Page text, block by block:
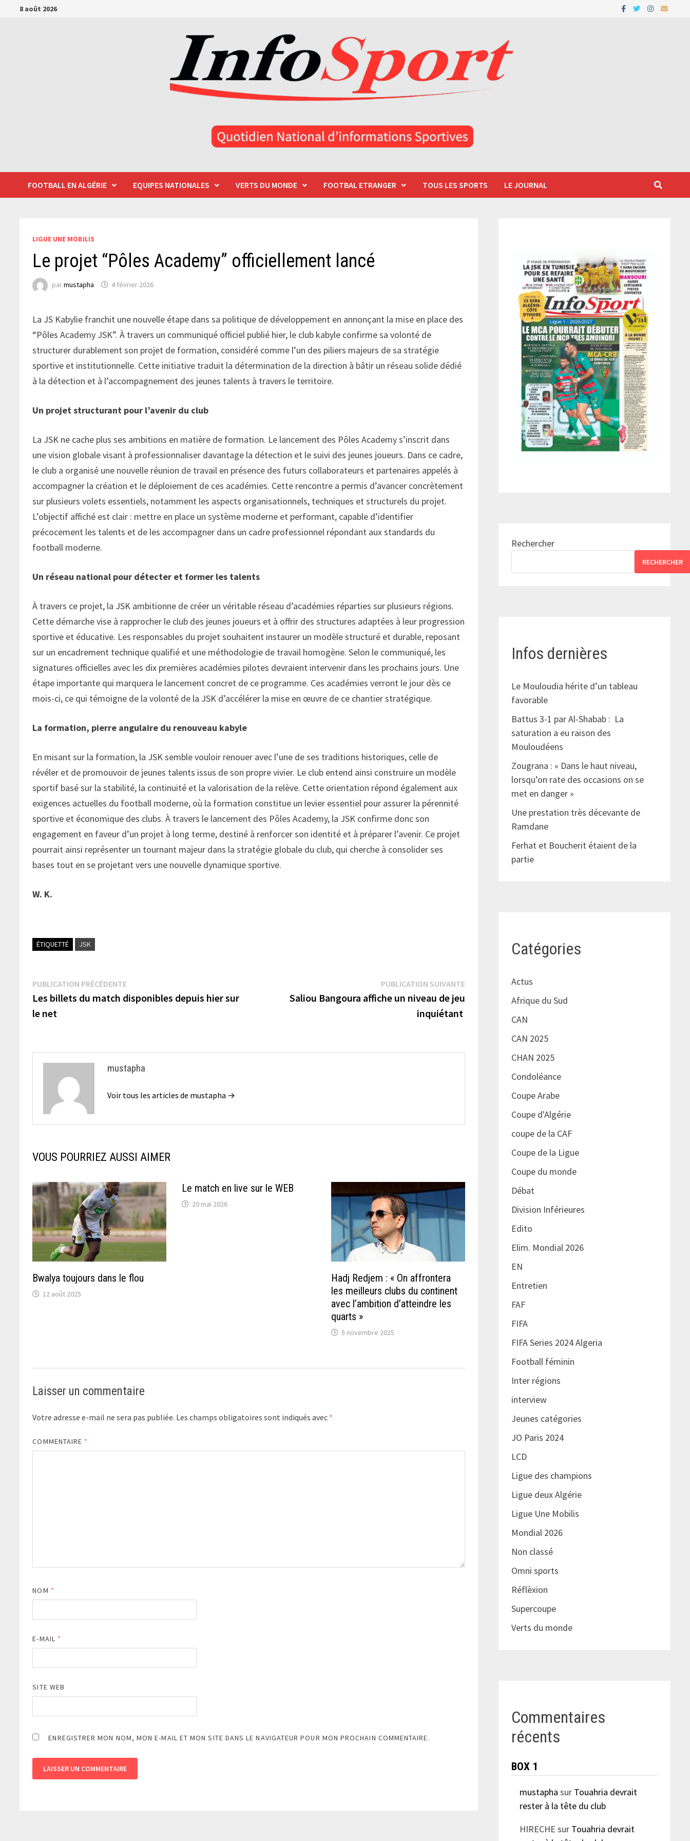
Passer8 août 2026
FOOTBALL EN ALGÉRIE EQUIPES NATIONALES VERTS DU MONDE FOOTBAL ETRANGER TOUS LES SPORTS LE JOURNAL
LIGUE UNE MOBILIS
Le projet “Pôles Academy” officiellement lancé
parmustapha 4 février 2026
La JS Kabylie franchit une nouvelle étape dans sa politique de développement en annonçant la mise en place des
“Pôles Academy JSK”. À travers un communiqué officiel publié hier, le club kabyle confirme sa volonté de
structurer durablement son projet de formation, considéré comme l’un des piliers majeurs de sa stratégie
sportive et institutionnelle. Cette initiative traduit la détermination de la direction à bâtir un réseau solide dédié
à la détection et à l’accompagnement des jeunes talents à travers le territoire.
Un projet structurant pour l’avenir du club
La JSK ne cache plus ses ambitions en matière de formation. Le lancement des Pôles Academy s’inscrit dans
une vision globale visant à professionnaliser davantage la détection et le suivi des jeunes joueurs. Dans ce cadre,
le club a organisé une nouvelle réunion de travail en présence des futurs collaborateurs et partenaires appelés à
accompagner la création et le déploiement de ces académies. Cette rencontre a permis d’avancer concrètement
sur plusieurs volets essentiels, notamment les aspects organisationnels, techniques et structurels du projet.
L’objectif affiché est clair : mettre en place un système moderne et performant, capable d’identifier
précocement les talents et de les accompagner dans un cadre professionnel répondant aux standards du
football moderne.
Un réseau national pour détecter et former les talents
À travers ce projet, la JSK ambitionne de créer un véritable réseau d’académies réparties sur plusieurs régions.
Cette démarche vise à rapprocher le club des jeunes joueurs et à offrir des structures adaptées à leur progression
sportive et éducative. Les responsables du projet souhaitent instaurer un modèle structuré et durable, reposant
sur un encadrement technique qualifié et une méthodologie de travail homogène. Selon le communiqué, les
signatures officielles avec les dix premières académies pilotes devraient intervenir dans les prochains jours. Une
étape importante qui marquera le lancement concret de ce programme. Ces académies verront le jour dès ce
mois-ci, ce qui témoigne de la volonté de la JSK d’accélérer la mise en œuvre de ce chantier stratégique.
La formation, pierre angulaire du renouveau kabyle
En misant sur la formation, la JSK semble vouloir renouer avec l’une de ses traditions historiques, celle de
révéler et de promouvoir de jeunes talents issus de son propre vivier. Le club entend ainsi construire un modèle
sportif basé sur la stabilité, la continuité et la valorisation de la relève. Cette orientation répond également aux
exigences actuelles du football moderne, où la formation constitue un levier essentiel pour assurer la pérennité
sportive et économique des clubs. À travers le lancement des Pôles Academy, la JSK confirme donc son
engagement en faveur d’un projet à long terme, destiné à renforcer son identité et à préparer l’avenir. Ce projet
pourrait ainsi représenter un tournant majeur dans la stratégie globale du club, qui cherche à consolider ses
bases tout en se projetant vers une nouvelle dynamique sportive.
W. K.
ÉTIQUETTÉ JSK
Navigation
de
PUBLICATION PRÉCÉDENTEPublication
précédente :
Les billets du match disponibles depuis hier sur
le net
PUBLICATION SUIVANTEPublication
suivante :
Saliou Bangoura affiche un niveau de jeu
inquiétant
mustapha
Voir tous les articles de mustapha →
VOUS POURRIEZ AUSSI AIMER
Bwalya toujours dans le flou
12 août 2025
Le match en live sur le WEB
20 mai 2026
Hadj Redjem : « On affrontera
les meilleurs clubs du continent
avec l’ambition d’atteindre les
quarts »
5 novembre 2025
Laisser un commentaire
Votre adresse e-mail ne sera pas publiée. Les champs obligatoires sont indiqués avec *
COMMENTAIRE *
NOM *
E-MAIL *
SITE WEB
ENREGISTRER MON NOM, MON E-MAIL ET MON SITE DANS LE NAVIGATEUR POUR MON PROCHAIN COMMENTAIRE.
Rechercher
RECHERCHER
Infos dernières
Le Mouloudia hérite d’un tableau
favorable
Battus 3-1 par Al-Shabab : La
saturation a eu raison des
Mouloudéens
Zougrana : « Dans le haut niveau,
lorsqu’on rate des occasions on se
met en danger »
Une prestation très décevante de
Ramdane
Ferhat et Boucherit étaient de la
partie
Catégories
Actus
Afrique du Sud
CAN
CAN 2025
CHAN 2025
Condoléance
Coupe Arabe
Coupe d'Algérie
coupe de la CAF
Coupe de la Ligue
Coupe du monde
Débat
Division Inférieures
Edito
Elim. Mondial 2026
EN
Entretien
FAF
FIFA
FIFA Series 2024 Algeria
Football féminin
Inter régions
interview
Jeunes catégories
JO Paris 2024
LCD
Ligue des champions
Ligue deux Algérie
Ligue Une Mobilis
Mondial 2026
Non classé
Omni sports
Réflèxion
Supercoupe
Verts du monde
Commentaires
récents
BOX 1
mustapha sur Touahria devrait
rester à la tête du club
HIRECHE sur Touahria devrait